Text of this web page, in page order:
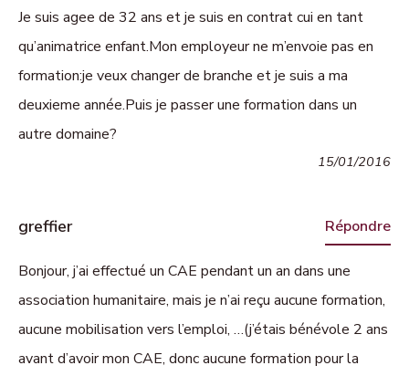
Je suis agee de 32 ans et je suis en contrat cui en tant
qu’animatrice enfant.Mon employeur ne m’envoie pas en
formation:je veux changer de branche et je suis a ma
deuxieme année.Puis je passer une formation dans un
autre domaine?
15/01/2016
greffier Répondre
Bonjour, j’ai effectué un CAE pendant un an dans une
association humanitaire, mais je n’ai reçu aucune formation,
aucune mobilisation vers l’emploi, …(j’étais bénévole 2 ans
avant d’avoir mon CAE, donc aucune formation pour la